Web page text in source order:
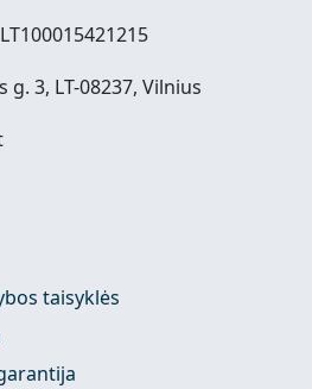
g. 3, LT-08237, Vilnius
taisyklės